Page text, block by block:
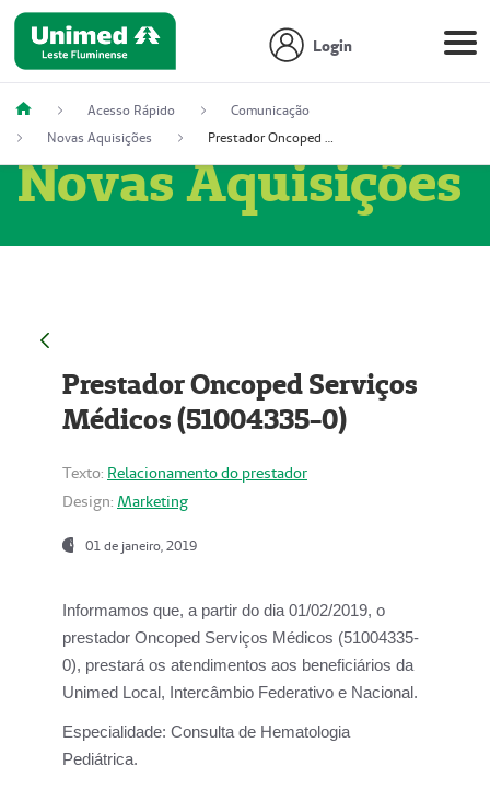
Login
Acesso Rápido
Comunicação
Novas Aquisições
Prestador Oncoped Serviços Médicos (51004335-0)
Novas Aquisições
Prestador Oncoped Serviços
Médicos (51004335-0)
Texto: Relacionamento do prestador
Design: Marketing
01 de janeiro, 2019
Informamos que, a partir do dia 01/02/2019, o
prestador Oncoped Serviços Médicos (51004335-
0), prestará os atendimentos aos beneficiários da
Unimed Local, Intercâmbio Federativo e Nacional.
Especialidade: Consulta de Hematologia
Pediátrica.